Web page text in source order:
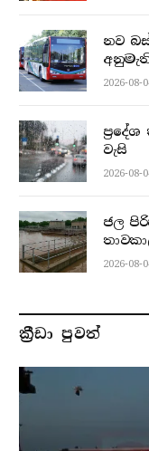
නව
2026-08-
වැසි
2026-08-
ජල
2026-08-
ක්‍රීඩා පුවත්